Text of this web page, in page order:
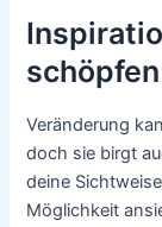
schöpfen
Veränderung
doch sie birgt
deine
Möglichkeit